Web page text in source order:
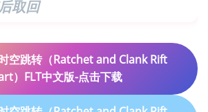
取回
空跳转（Ratchet and Clank Rift
）FLT中文版-点击下载